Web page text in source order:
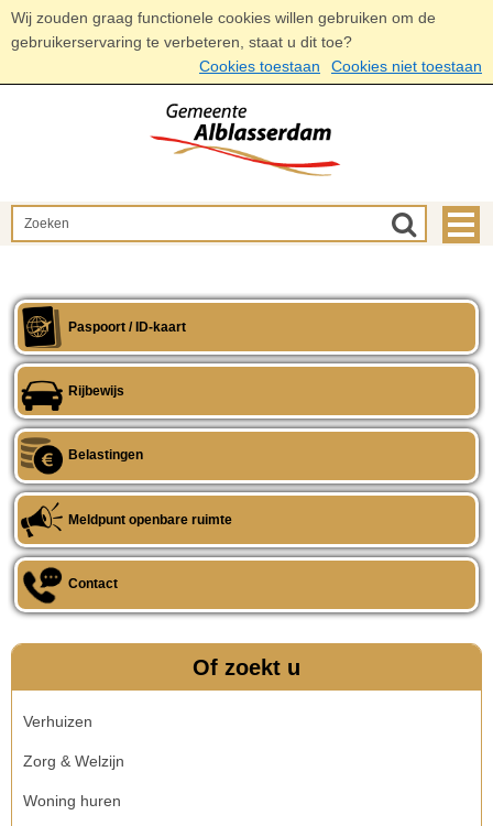
Wij zouden graag functionele cookies willen gebruiken om de
gebruikerservaring te verbeteren, staat u dit toe?
Cookies toestaan
Cookies niet toestaan
Paspoort / ID-kaart
Rijbewijs
Belastingen
Meldpunt openbare ruimte
Contact
Of zoekt u
Verhuizen
Zorg & Welzijn
Woning huren